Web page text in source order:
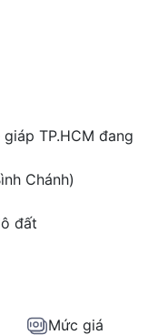
TP.HCM đang
Chánh)
đất
Mức giá